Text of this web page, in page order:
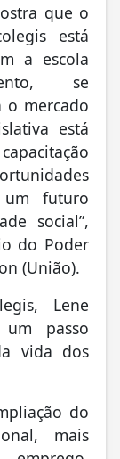
que o
está
a escola
se
o mercado
está
futuro
social”,
do Poder
(União).
Lene
passo
vida dos
do
mais